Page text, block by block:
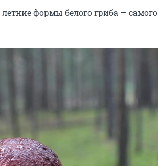
формы белого гриба — самого